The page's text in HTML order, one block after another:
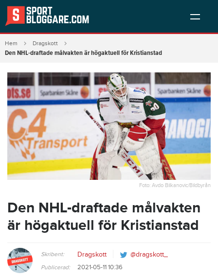
Hem Dragskott
Den NHL-draftade målvakten är högaktuell för Kristianstad
Foto: Avdo Bilkanovic/Bildbyrån
Den NHL-draftade målvakten
är högaktuell för Kristianstad
Skribent: Dragskott @dragskott_
Publicerad: 2021-05-11 10:36